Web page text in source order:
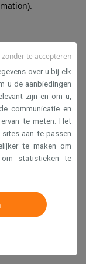
.
over u bij elk
u de aanbiedingen
zijn en om u,
communicatie en
te meten. Het
aan te passen
te maken om
statistieken te
te accepteren